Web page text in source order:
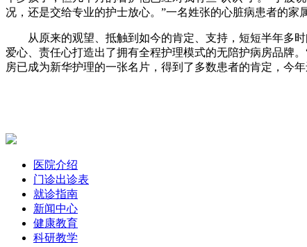
况，还是交给专业的护士放心。”一名姓张的心脏病患者的家
从原来的观望、抵触到如今的肯定、支持，短短半年多
爱心、责任心打造出了拥有全程护理模式的无陪护病房品牌
房已成为新华护理的一张名片，得到了多数患者的肯定，今
医院介绍
门诊出诊表
就诊指南
新闻中心
健康教育
科研教学